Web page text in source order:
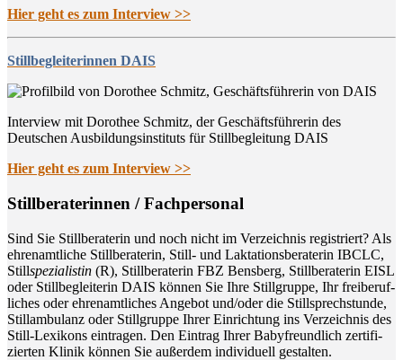
Hier geht es zum Interview >>
Stillbegleiterinnen DAIS
Interview mit Dorothee Schmitz, der Geschäftsführerin des
Deutschen Ausbildungsinstituts für Stillbegleitung DAIS
Hier geht es zum Interview >>
Still­be­ra­te­rin­nen / Fachpersonal
Sind Sie Still­be­ra­te­rin und noch nicht im Ver­zeich­nis regis­triert? Als
ehren­amt­li­che Still­be­ra­te­rin, Still- und Lak­ta­ti­ons­be­ra­te­rin IBCLC,
Stillspe­zia­lis­tin (R), Still­be­ra­te­rin FBZ Bens­berg, Still­be­ra­te­rin EISL
oder Still­be­glei­te­rin DAIS kön­nen Sie Ihre Still­grup­pe, Ihr frei­be­ruf­
li­ches oder ehren­amt­li­ches Ange­bot und/oder die Still­sprech­stun­de,
Still­am­bu­lanz oder Still­grup­pe Ihrer Ein­rich­tung ins Ver­zeich­nis des
Still-Lexi­kons ein­tra­gen. Den Ein­trag Ihrer Baby­freund­lich zer­ti­fi­
zier­ten Kli­nik kön­nen Sie außer­dem indi­vi­du­ell gestalten.